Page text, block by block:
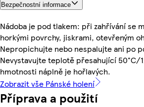
Bezpečnostní informace
Nádoba je pod tlakem: při zahřívání
horkými povrchy, jiskrami, otevřeným
Nepropichujte nebo nespalujte ani po
Nevystavujte teplotě přesahující 50°C/
hmotnosti náplně je hořlavých.
Zobrazit vše Pánské holení
Příprava a použití